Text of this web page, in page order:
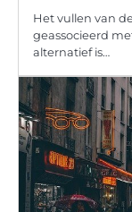
Het vullen van
geassocieerd
alternatief is…